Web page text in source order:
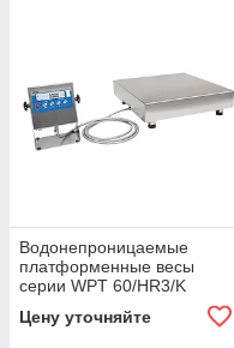
Водонепроницаемые
платформенные весы
серии WPT 60/HR3/K
Цену уточняйте